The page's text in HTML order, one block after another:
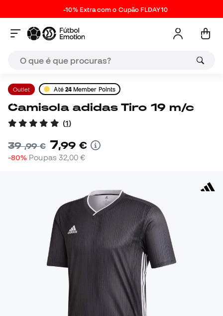
-10% Extra com o Cupão FLDAY10
Outlet Até 24Member Points
Camisola adidas Tiro 19 m/c
(1)
39,99 € 7,99 €
-80% Poupas 32,00 €